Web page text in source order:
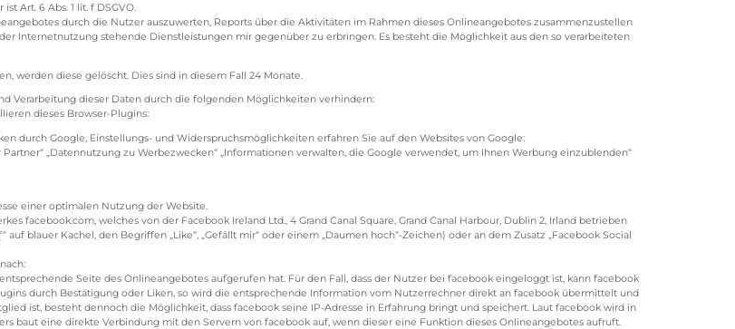
Art. 6 Abs. 1 lit. f DSGVO.
durch die Nutzer auszuwerten, Reports über die Aktivitäten im Rahmen dieses Onlineangebotes zusammenzustellen
Internetnutzung stehende Dienstleistungen mir gegenüber zu erbringen. Es besteht die Möglichkeit aus den so verarbeiteten
werden diese gelöscht. Dies sind in diesem Fall 24 Monate.
Verarbeitung dieser Daten durch die folgenden Möglichkeiten verhindern:
dieses Browser-Plugins:
durch Google, Einstellungs- und Widerspruchsmöglichkeiten erfahren Sie auf den Websites von Google:
„Datennutzung zu Werbezwecken“ „Informationen verwalten, die Google verwendet, um Ihnen Werbung einzublenden“
einer optimalen Nutzung der Website.
facebook.com, welches von der Facebook Ireland Ltd., 4 Grand Canal Square, Grand Canal Harbour, Dublin 2, Irland betrieben
blauer Kachel, den Begriffen „Like“, „Gefällt mir“ oder einem „Daumen hoch“-Zeichen) oder an dem Zusatz „Facebook Social
Seite des Onlineangebotes aufgerufen hat. Für den Fall, dass der Nutzer bei facebook eingeloggt ist, kann facebook
durch Bestätigung oder Liken, so wird die entsprechende Information vom Nutzerrechner direkt an facebook übermittelt und
ist, besteht dennoch die Möglichkeit, dass facebook seine IP-Adresse in Erfahrung bringt und speichert. Laut facebook wird in
baut eine direkte Verbindung mit den Servern von facebook auf, wenn dieser eine Funktion dieses Onlineangebotes aufruft.